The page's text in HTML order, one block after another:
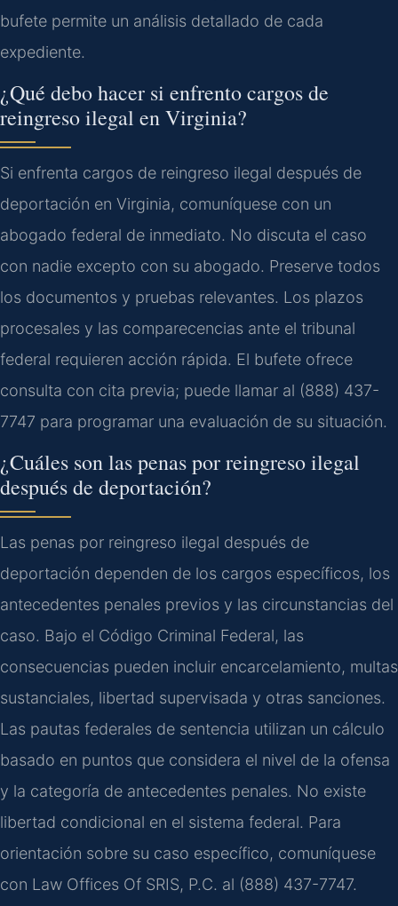
bufete permite un análisis detallado de cada
expediente.
¿Qué debo hacer si enfrento cargos de
reingreso ilegal en Virginia?
Si enfrenta cargos de reingreso ilegal después de
deportación en Virginia, comuníquese con un
abogado federal de inmediato. No discuta el caso
con nadie excepto con su abogado. Preserve todos
los documentos y pruebas relevantes. Los plazos
procesales y las comparecencias ante el tribunal
federal requieren acción rápida. El bufete ofrece
consulta con cita previa; puede llamar al (888) 437-
7747 para programar una evaluación de su situación.
¿Cuáles son las penas por reingreso ilegal
después de deportación?
Las penas por reingreso ilegal después de
deportación dependen de los cargos específicos, los
antecedentes penales previos y las circunstancias del
caso. Bajo el Código Criminal Federal, las
consecuencias pueden incluir encarcelamiento, multas
sustanciales, libertad supervisada y otras sanciones.
Las pautas federales de sentencia utilizan un cálculo
basado en puntos que considera el nivel de la ofensa
y la categoría de antecedentes penales. No existe
libertad condicional en el sistema federal. Para
orientación sobre su caso específico, comuníquese
con Law Offices Of SRIS, P.C. al (888) 437-7747.